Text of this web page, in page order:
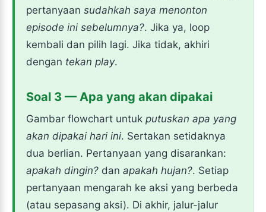
pertanyaan sudahkah saya menonton
episode ini sebelumnya?. Jika ya, loop
kembali dan pilih lagi. Jika tidak, akhiri
dengan tekan play.
Soal 3 — Apa yang akan dipakai
Gambar flowchart untuk putuskan apa yang
akan dipakai hari ini. Sertakan setidaknya
dua berlian. Pertanyaan yang disarankan:
apakah dingin?dan apakah hujan?. Setiap
pertanyaan mengarah ke aksi yang berbeda
(atau sepasang aksi). Di akhir, jalur-jalur